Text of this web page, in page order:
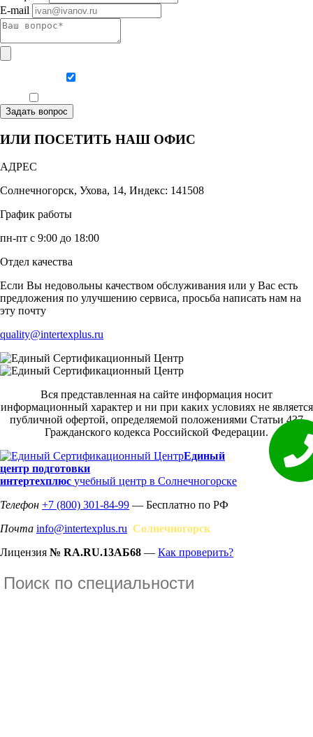
E-mail
Задать вопрос
ИЛИ ПОСЕТИТЬ НАШ ОФИС
АДРЕС
Солнечногорск, Ухова, 14, Индекс: 141508
График работы
пн-пт с 9:00 до 18:00
Отдел качества
Если Вы недовольны качеством обслуживания или у Вас есть
предложения по улучшению сервиса, просьба написать нам на
эту почту
quality@intertexplus.ru
Вся представленная на сайте информация носит
информационный характер и ни при каких условиях не является
публичной офертой, определяемой положениями Статьи 437
Гражданского кодекса Российской Федерации.
Единый
центр подготовки
интертехплюс учебный центр в Солнечногорске
Телефон +7 (800) 301-84-99 — Бесплатно по РФ
Почта info@intertexplus.ru Солнечногорск
Лицензия № RA.RU.13АБ68 — Как проверить?